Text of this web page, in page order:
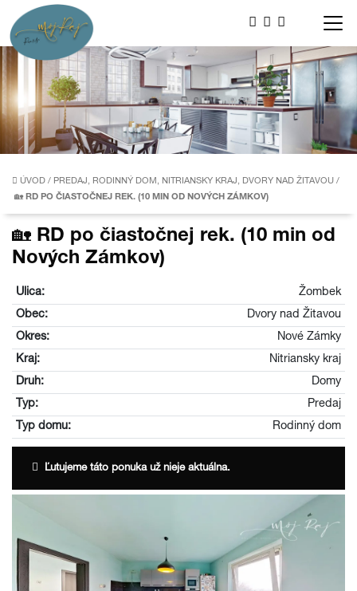
ÚVOD / PREDAJ, RODINNÝ DOM, NITRIANSKY KRAJ, DVORY NAD ŽITAVOU /
🏡 RD PO ČIASTOČNEJ REK. (10 MIN OD NOVÝCH ZÁMKOV)
🏡 RD po čiastočnej rek. (10 min od
Nových Zámkov)
Ulica:
Žombek
Obec:
Dvory nad Žitavou
Okres:
Nové Zámky
Kraj:
Nitriansky kraj
Druh:
Domy
Typ:
Predaj
Typ domu:
Rodinný dom
Ľutujeme táto ponuka už nieje aktuálna.